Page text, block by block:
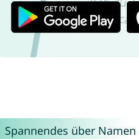
Spannendes über